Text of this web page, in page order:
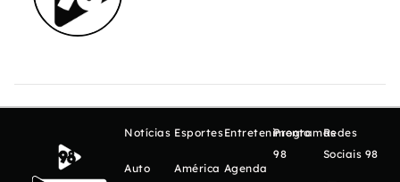
Notícias
Auto
Esportes
América
Entretenimento
Agenda
Programas
98
Redes
Sociais 98